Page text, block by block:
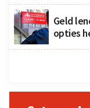
Geld
opties